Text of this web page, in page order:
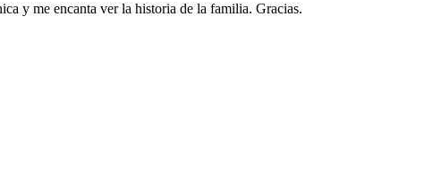
y me encanta ver la historia de la familia. Gracias.